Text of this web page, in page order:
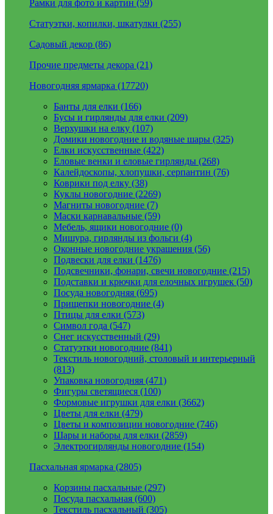
Рамки для фото и картин (59)
Статуэтки, копилки, шкатулки (255)
Садовый декор (86)
Прочие предметы декора (21)
Новогодняя ярмарка (17720)
Банты для елки (166)
Бусы и гирлянды для елки (209)
Верхушки на елку (107)
Домики новогодние и водяные шары (325)
Елки искусственные (422)
Еловые венки и еловые гирлянды (268)
Калейдоскопы, хлопушки, серпантин (76)
Коврики под елку (38)
Куклы новогодние (2269)
Магниты новогодние (7)
Маски карнавальные (59)
Мебель, ящики новогодние (0)
Мишура, гирлянды из фольги (4)
Оконные новогодние украшения (56)
Подвески для елки (1476)
Подсвечники, фонари, свечи новогодние (215)
Подставки и крючки для елочных игрушек (50)
Посуда новогодняя (695)
Прищепки новогодние (4)
Птицы для елки (573)
Символ года (547)
Снег искусственный (29)
Статуэтки новогодние (841)
Текстиль новогодний, столовый и интерьерный
(813)
Упаковка новогодняя (471)
Фигуры светящиеся (100)
Формовые игрушки для елки (3662)
Цветы для елки (479)
Цветы и композиции новогодние (746)
Шары и наборы для елки (2859)
Электрогирлянды новогодние (154)
Пасхальная ярмарка (2805)
Корзины пасхальные (297)
Посуда пасхальная (600)
Текстиль пасхальный (305)